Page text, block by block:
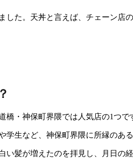
した。天丼と言えば、チェーン店
橋・神保町界隈では人気店の1つ
学生など、神保町界隈に所縁のあ
い髪が増えたのを拝見し、月日の